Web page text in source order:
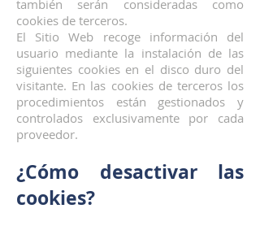
también serán consideradas como
cookies de terceros.
El Sitio Web recoge información del
usuario mediante la instalación de las
siguientes cookies en el disco duro del
visitante. En las cookies de terceros los
procedimientos están gestionados y
controlados exclusivamente por cada
proveedor.
¿Cómo desactivar las
cookies?